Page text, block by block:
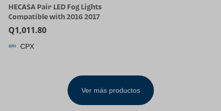
HECASA Pair LED Fog Lights
Compatible with 2016 2017
2018 Hyundai Elantra Sixth
Generation DRL
Replacement for
Q1,011.80
CPX
Ver más productos